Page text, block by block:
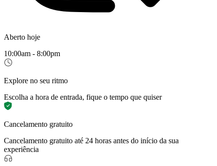
Aberto hoje
10:00am - 8:00pm
Explore no seu ritmo
Escolha a hora de entrada, fique o tempo que quiser
Cancelamento gratuito
Cancelamento gratuito até 24 horas antes do início da sua
experiência